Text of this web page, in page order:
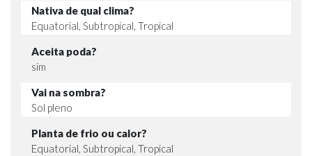
Nativa de qual clima?
Equatorial, Subtropical, Tropical
Aceita poda?
sim
Vai na sombra?
Sol pleno
Planta de frio ou calor?
Equatorial, Subtropical, Tropical